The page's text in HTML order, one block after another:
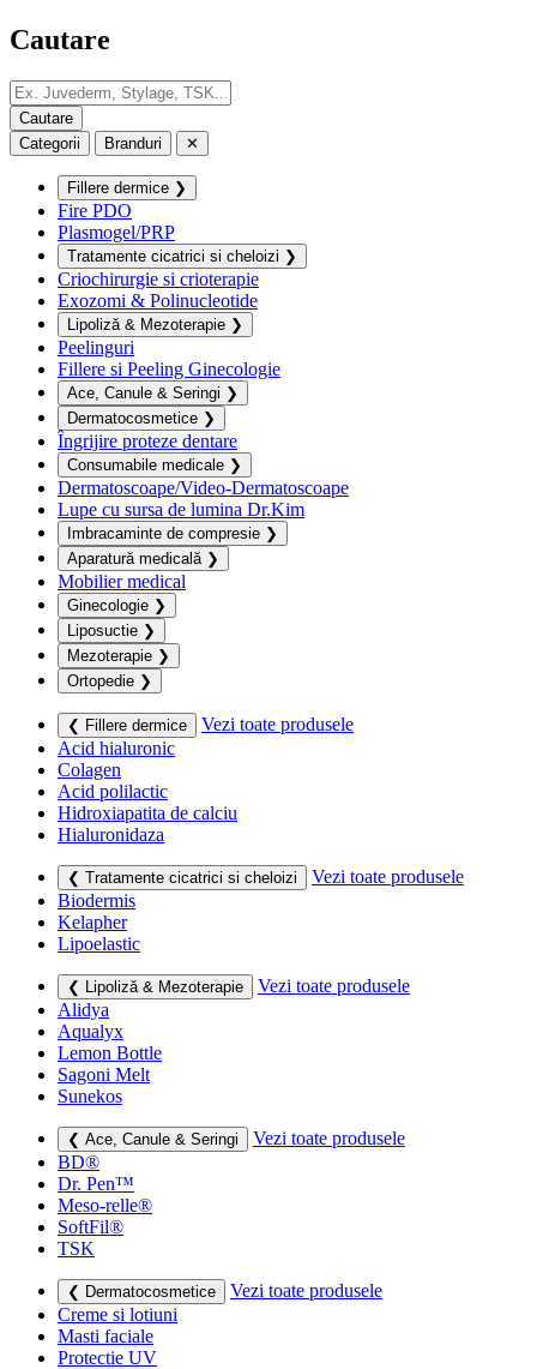
Cautare
Categorii Branduri ✕
Fillere dermice ❯
Fire PDO
Plasmogel/PRP
Tratamente cicatrici si cheloizi ❯
Criochirurgie si crioterapie
Exozomi & Polinucleotide
Lipoliză & Mezoterapie ❯
Peelinguri
Fillere si Peeling Ginecologie
Ace, Canule & Seringi ❯
Dermatocosmetice ❯
Îngrijire proteze dentare
Consumabile medicale ❯
Dermatoscoape/Video-Dermatoscoape
Lupe cu sursa de lumina Dr.Kim
Imbracaminte de compresie ❯
Aparatură medicală ❯
Mobilier medical
Ginecologie ❯
Liposuctie ❯
Mezoterapie ❯
Ortopedie ❯
❮ Fillere dermice
Vezi toate produsele
Acid hialuronic
Colagen
Acid polilactic
Hidroxiapatita de calciu
Hialuronidaza
❮ Tratamente cicatrici si cheloizi
Vezi toate produsele
Biodermis
Kelapher
Lipoelastic
❮ Lipoliză & Mezoterapie
Vezi toate produsele
Alidya
Aqualyx
Lemon Bottle
Sagoni Melt
Sunekos
❮ Ace, Canule & Seringi
Vezi toate produsele
BD®
Dr. Pen™
Meso-relle®
SoftFil®
TSK
❮ Dermatocosmetice
Vezi toate produsele
Creme si lotiuni
Masti faciale
Protectie UV